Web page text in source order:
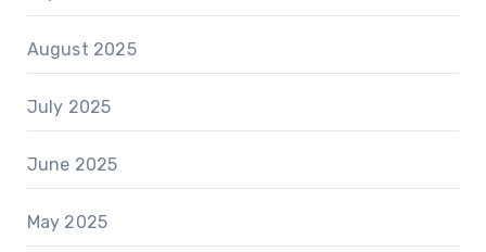
August 2025
July 2025
June 2025
May 2025